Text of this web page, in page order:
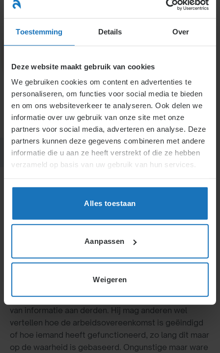
Toestemming Details Over
Deze website maakt gebruik van cookies
We gebruiken cookies om content en advertenties te
personaliseren, om functies voor social media te bieden
en om ons websiteverkeer te analyseren. Ook delen we
informatie over uw gebruik van onze site met onze
partners voor social media, adverteren en analyse. Deze
partners kunnen deze gegevens combineren met andere
informatie die u aan ze heeft verstrekt of die ze hebben
verzameld op basis van uw gebruik van hun services.
Alles toestaan
Aanpassen
Weigeren
naar
inhoud
7. Inlichtingen geven aan
derden over medewerkers
Inlichtingen
De werkgever moet voorzichtig zijn met het geven
van informatie aan derden. Hij mag anderen wel
vertellen hoe de arbeidsovereenkomst is geëindigd
of hoe iemand heeft gefunctioneerd, zo lang dit maar
op de waarheid is gebaseerd. Ongunstige maar ware